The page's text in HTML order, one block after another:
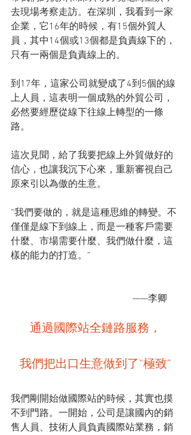
去現場考察走訪。在深圳，我看到一家
企業，它16年的時候，有15個外貿人
員，其中14個或13個都是負責線下的，
只有一兩個是負責線上的。
到17年，這家公司就變成了4到5個的線
上人員，這表明一個成熟的外貿公司，
必然要經歷從線下往線上轉型的一條
路。
這次見聞，給了我要把線上外貿做好的
信心，也讓我沉下心來，重新審視自己
原來引以為傲的生意。
“我們要做的，就是這種思維的轉變。不
僅僅是線下到線上，而是一種客戶需要
什麼、市場需要什麼、我們做什麼，這
樣的能力的打造。”
                                                   ——李卿
通過國際站全鏈路服務，
我們把出口生意做到了“極致”
我們剛開始做國際站的時候，其實也摸
不到門路。一開始，公司是讓國內的銷
售人員、技術人員負責國際站業務，銷